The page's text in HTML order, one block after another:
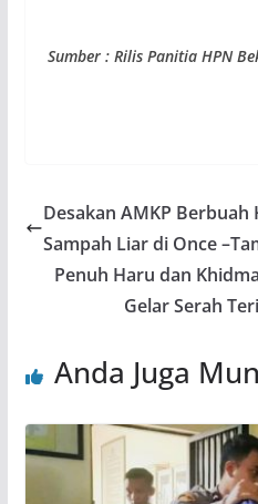
Sumber : Rilis Panitia HPN
Desakan AMKP Berbuah
Sampah Liar di Once
Penuh Haru dan
Gelar Serah
Anda Juga